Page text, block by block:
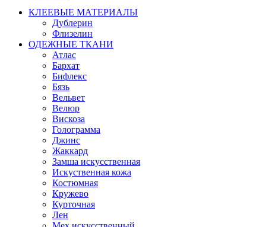
КЛЕЕВЫЕ МАТЕРИАЛЫ
Дублерин
Флизелин
ОДЕЖНЫЕ ТКАНИ
Атлас
Бархат
Бифлекс
Бязь
Вельвет
Велюр
Вискоза
Голограмма
Джинс
Жаккард
Замша искусственная
Искуственная кожа
Костюмная
Кружево
Курточная
Лен